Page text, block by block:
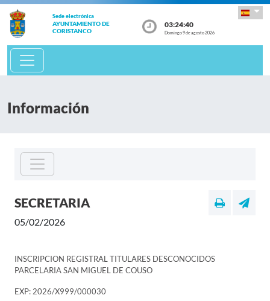
Sede electrónica
AYUNTAMIENTO DE
CORISTANCO
03:24:40
Domingo 9 de agosto 2026
Información
SECRETARIA
05/02/2026
INSCRIPCION REGISTRAL TITULARES DESCONOCIDOS
PARCELARIA SAN MIGUEL DE COUSO
EXP: 2026/X999/000030